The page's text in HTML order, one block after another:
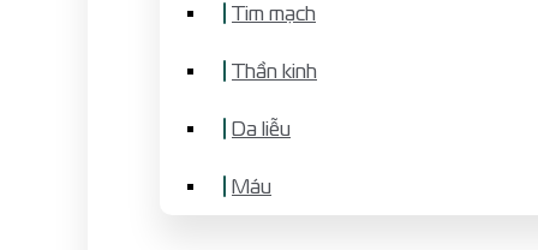
Tim mạch
Thần kinh
Da liễu
Máu